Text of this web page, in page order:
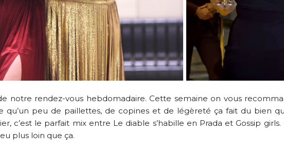
notre rendez-vous hebdomadaire. Cette semaine on vous
qu’un peu de paillettes, de copines et de légèreté ça fait du bien
c’est le parfait mix entre Le diable s’habille en Prada et Gossip
plus loin que ça.